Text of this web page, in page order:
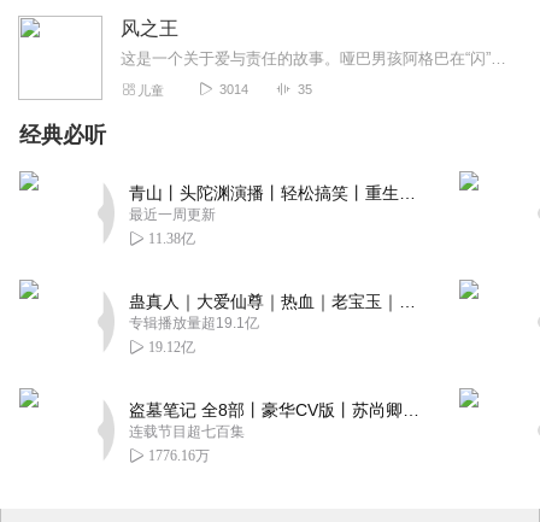
风之王
这是一个关于爱与责任的故事。哑巴男孩阿格巴在“闪”出生时许下诺言：“我的名字叫阿格巴。巴和爸的发音差不多，我就是你的爸爸，闪，等你长大了，大家都会对你鞠躬，你会...
儿童 3014 35
经典必听
最近一周更新
11.38亿
专辑播放量超19.1亿
19.12亿
连载节目超七百集
1776.16万